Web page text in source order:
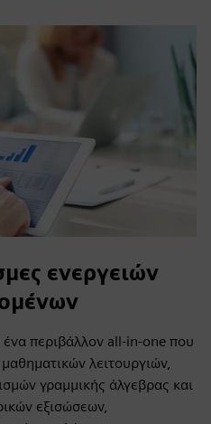
ενεργειών
περιβάλλον all-in-one που
λειτουργιών,
γραμμικής άλγεβρας και
εξισώσεων,